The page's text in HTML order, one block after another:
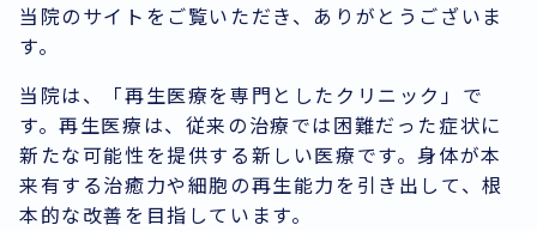
当院のサイトをご覧いただき、ありがとうございま
す。
当院は、「再生医療を専門としたクリニック」で
す。再生医療は、従来の治療では困難だった症状に
新たな可能性を提供する新しい医療です。身体が本
来有する治癒力や細胞の再生能力を引き出して、根
本的な改善を目指しています。